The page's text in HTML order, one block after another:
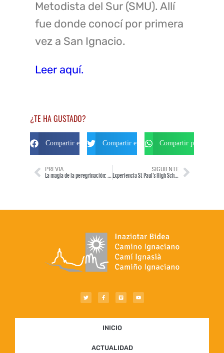
Metodista del Sur (SMU). Allí
fue donde conocí por primera
vez a San Ignacio.
Leer aquí.
¿TE HA GUSTADO?
Compartir en FacebookCompartir en TwitterCompartir por
PREVIA
La magia de la peregrinación: Verdú – Roma con Ignacio de Loyola
SIGUIENTE
Experiencia St Paul’s High School 2024, Winnipeg, Canada.
INICIO
ACTUALIDAD